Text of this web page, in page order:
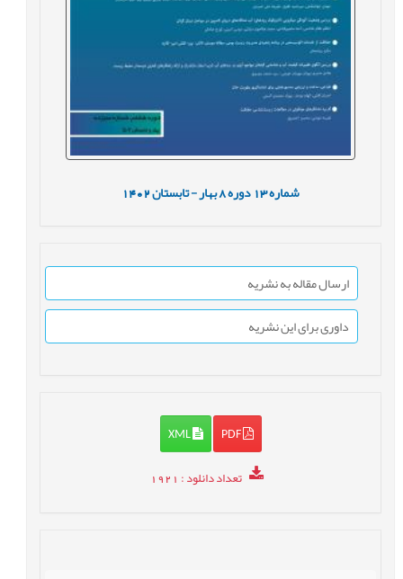
شماره13 دوره8 بهار - تابستان1402
ارسال مقاله به نشریه
داوری برای این نشریه
PDF
XML
تعداد دانلود: 1921